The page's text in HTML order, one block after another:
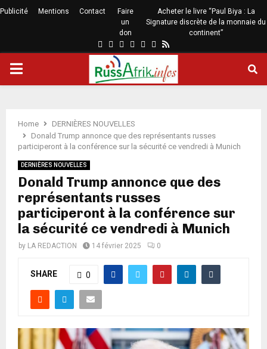
Publicité Mentions Contact
Faire
un
don
Acheter le livre “Paul Biya : La
Signature discrète de la monnaie du
continent”
Home
DERNIÈRES NOUVELLES
Donald Trump annonce que des représentants russes
participeront à la conférence sur la sécurité ce vendredi à Munich
DERNIÈRES NOUVELLES
Donald Trump annonce que des
représentants russes
participeront à la conférence sur
la sécurité ce vendredi à Munich
by LA REDACTION 14 février 2025 0
SHARE 0